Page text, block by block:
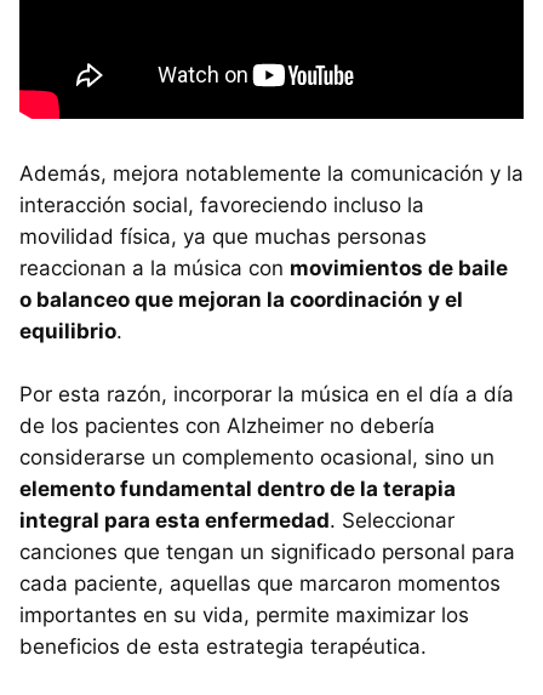
Además, mejora notablemente la comunicación y la
interacción social, favoreciendo incluso la
movilidad física, ya que muchas personas
reaccionan a la música con movimientos de baile
o balanceo que mejoran la coordinación y el
equilibrio.
Por esta razón, incorporar la música en el día a día
de los pacientes con Alzheimer no debería
considerarse un complemento ocasional, sino un
elemento fundamental dentro de la terapia
integral para esta enfermedad. Seleccionar
canciones que tengan un significado personal para
cada paciente, aquellas que marcaron momentos
importantes en su vida, permite maximizar los
beneficios de esta estrategia terapéutica.